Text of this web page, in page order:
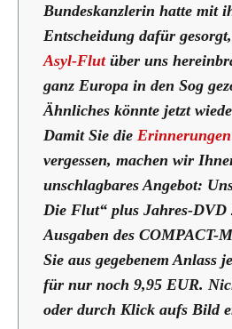
Bundeskanzlerin hatte mit
Entscheidung dafür
Asyl-Flutüber uns
ganz Europa in den Sog
Ähnliches könnte jetzt
Damit Sie die
vergessen, machen wir
unschlagbares Angebot:
Die Flut“ plus Jahres-DVD
Ausgaben des COMPACT-
Sie aus gegebenem Anlass
für nur noch 9,95 EUR.
oder durch Klick aufs Bild